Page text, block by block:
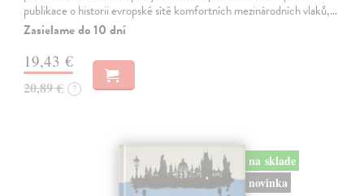
publikace o historii evropské sítě komfortních mezinárodních vlaků,…
Zasielame do 10 dní
19,43 €
20,89 € ?
na sklade
novinka